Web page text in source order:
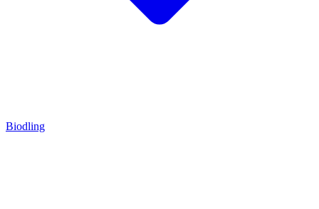
Biodling